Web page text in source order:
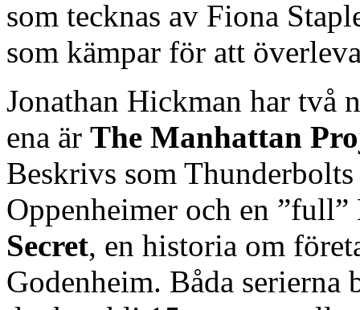
som tecknas av Fiona
som kämpar för att
Jonathan Hickman har två
ena är The Manhattan
Beskrivs som
Oppenheimer och en
Secret, en historia om
Godenheim. Båda